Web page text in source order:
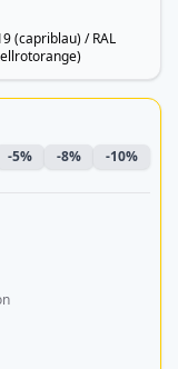
(capriblau) / RAL
-5% -8% -10%